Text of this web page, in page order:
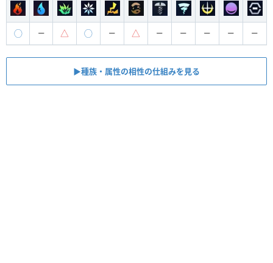
◯ ー △ ◯ ー △ ー ー ー ー ー
▶︎種族・属性の相性の仕組みを見る